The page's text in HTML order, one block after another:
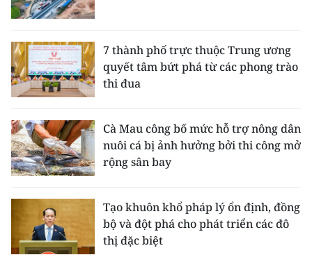
7 thành phố trực thuộc Trung ương
quyết tâm bứt phá từ các phong trào
thi đua
Cà Mau công bố mức hỗ trợ nông dân
nuôi cá bị ảnh hưởng bởi thi công mở
rộng sân bay
Tạo khuôn khổ pháp lý ổn định, đồng
bộ và đột phá cho phát triển các đô
thị đặc biệt